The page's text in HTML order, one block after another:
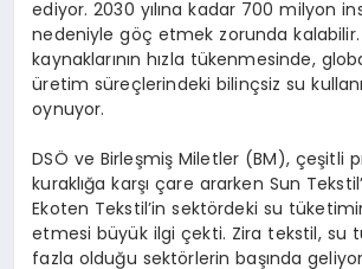
ediyor. 2030 yılına kadar 700 milyon
nedeniyle göç etmek zorunda
kaynaklarının hızla tükenmesinde,
üretim süreçlerindeki bilinçsiz su
oynuyor.
DSÖ ve Birleşmiş Miletler (BM), çeşitli
kuraklığa karşı çare ararken Sun
Ekoten Tekstil’in sektördeki su
etmesi büyük ilgi çekti. Zira tekstil, su
fazla olduğu sektörlerin başında